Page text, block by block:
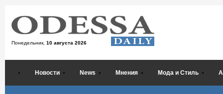
Понедельник, 10 августа 2026
Новости News Мнения Мода и Стиль